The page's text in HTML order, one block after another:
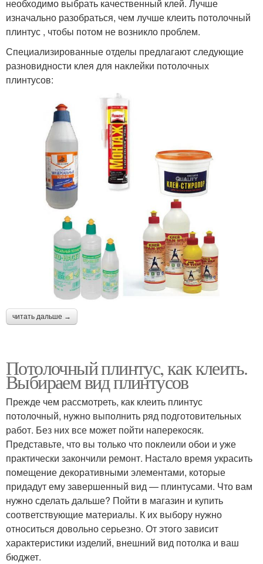
необходимо выбрать качественный клей. Лучше
изначально разобраться, чем лучше клеить потолочный
плинтус , чтобы потом не возникло проблем.
Специализированные отделы предлагают следующие
разновидности клея для наклейки потолочных
плинтусов:
читать дальше →
Потолочный плинтус, как клеить.
Выбираем вид плинтусов
Прежде чем рассмотреть, как клеить плинтус
потолочный, нужно выполнить ряд подготовительных
работ. Без них все может пойти наперекосяк.
Представьте, что вы только что поклеили обои и уже
практически закончили ремонт. Настало время украсить
помещение декоративными элементами, которые
придадут ему завершенный вид — плинтусами. Что вам
нужно сделать дальше? Пойти в магазин и купить
соответствующие материалы. К их выбору нужно
относиться довольно серьезно. От этого зависит
характеристики изделий, внешний вид потолка и ваш
бюджет.